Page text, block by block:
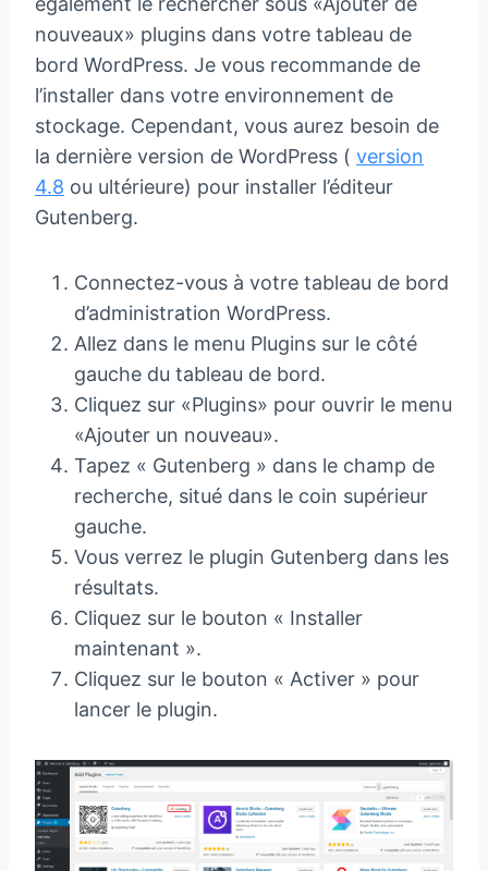
nouveaux» plugins dans votre tableau de
bord WordPress. Je vous recommande de
l’installer dans votre environnement de
stockage. Cependant, vous aurez besoin de
la dernière version de WordPress ( version
4.8 ou ultérieure) pour installer l’éditeur
Gutenberg.
Connectez-vous à votre tableau de bord
d’administration WordPress.
Allez dans le menu Plugins sur le côté
gauche du tableau de bord.
Cliquez sur «Plugins» pour ouvrir le menu
«Ajouter un nouveau».
Tapez « Gutenberg » dans le champ de
recherche, situé dans le coin supérieur
gauche.
Vous verrez le plugin Gutenberg dans les
résultats.
Cliquez sur le bouton « Installer
maintenant ».
Cliquez sur le bouton « Activer » pour
lancer le plugin.